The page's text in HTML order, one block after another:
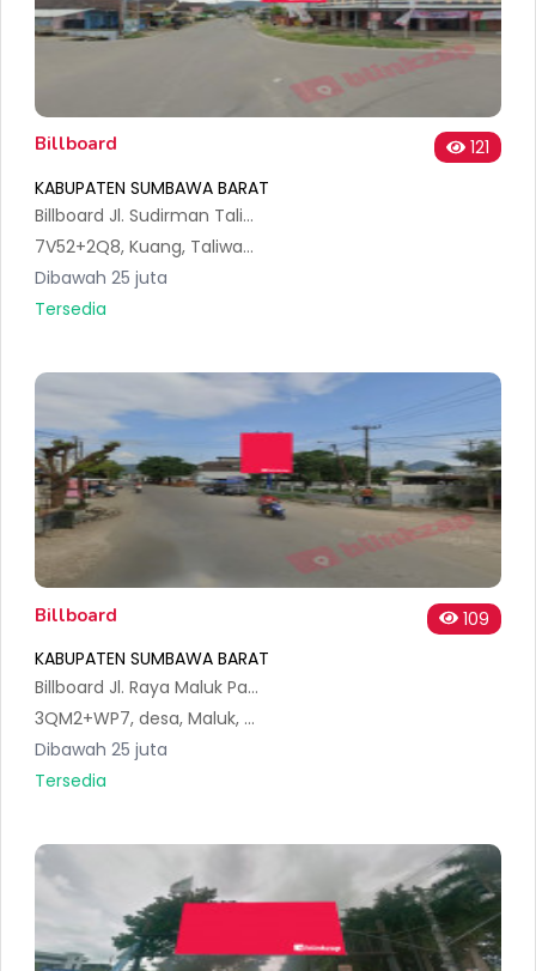
Billboard
121
KABUPATEN SUMBAWA BARAT
Billboard Jl. Sudirman Taliwang NTB
7V52+2Q8, Kuang, Taliwang, West Sumbawa Regency, West Nusa Tenggara 84455, Indonesia
Dibawah 25 juta
Tersedia
Billboard
109
KABUPATEN SUMBAWA BARAT
Billboard Jl. Raya Maluk Pasir Putih NTB
3QM2+WP7, desa, Maluk, Kec. Maluk, Kabupaten Sumbawa Barat, Nusa Tenggara Bar. 84456, Indonesia
Dibawah 25 juta
Tersedia